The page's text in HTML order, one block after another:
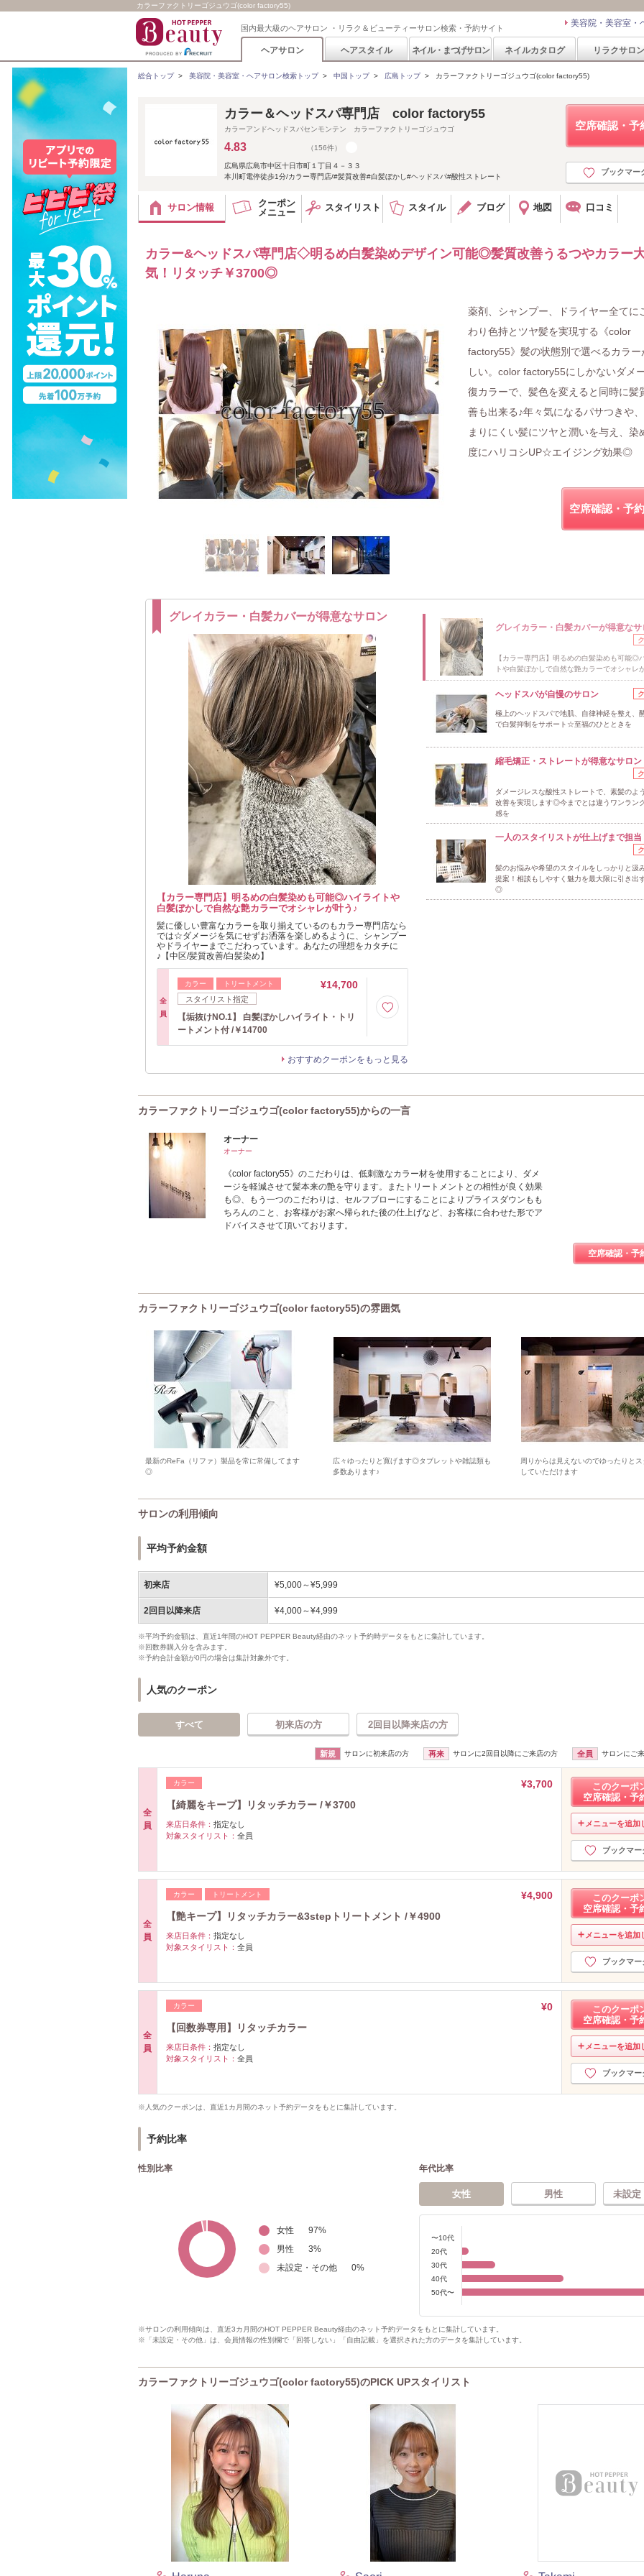
カラーファクトリーゴジュウゴ(color factory55)
国内最大級のヘアサロン ・リラク＆ビューティーサロン検索・予約サイト 美容院・美容室・
ヘアサロン ヘアスタイル ネイル・まつげサロン ネイルカタログ リラクサロン
総合トップ> 美容院・美容室・ヘアサロン検索トップ> 中国トップ> 広島トップ> カラーファクトリーゴジュウゴ(color factory55)
空席確認・予
ブックマー
カラー＆ヘッドスパ専門店 color factory55
カラーアンドヘッドスパセンモンテン カラーファクトリーゴジュウゴ
4.83 （156件）
広島県広島市中区十日市町１丁目４－３３
本川町電停徒歩1分/カラー専門店/#髪質改善#白髪ぼかし#ヘッドスパ#酸性ストレート
サロン情報
クーポン
メニュー
スタイリスト スタイル ブログ 地図 口コミ
カラー&ヘッドスパ専門店◇明るめ白髪染めデザイン可能◎髪質改善うるつやカラー
気！リタッチ￥3700◎
薬剤、シャンプー、ドライヤー全てに
わり色持とツヤ髪を実現する《color
factory55》髪の状態別で選べるカラー
しい。color factory55にしかないダメ
復カラーで、髪色を変えると同時に髪
善も出来る♪年々気になるパサつきや
まりにくい髪にツヤと潤いを与え、染
度にハリコシUP☆エイジング効果◎
空席確認・予
グレイカラー・白髪カバーが得意なサロン
【カラー専門店】明るめの白髪染めも可能◎ハイライトや
白髪ぼかしで自然な艶カラーでオシャレが叶う♪
髪に優しい豊富なカラーを取り揃えているのもカラー専門店なら
では☆ダメージを気にせずお洒落を楽しめるように、シャンプー
やドライヤーまでこだわっています。あなたの理想をカタチに
♪【中区/髪質改善/白髪染め】
全
員
カラー トリートメント
スタイリスト指定
¥14,700
【垢抜けNO.1】 白髪ぼかしハイライト・トリ
ートメント付 /￥14700
おすすめクーポンをもっと見る
グレイカラー・白髪カバーが得意なサ
【カラー専門店】明るめの白髪染めも可能◎
トや白髪ぼかしで自然な艶カラーでオシャレ
ヘッドスパが自慢のサロン
極上のヘッドスパで地肌、自律神経を整え、
で白髪抑制をサポート☆至福のひとときを
縮毛矯正・ストレートが得意なサロン
ダメージレスな酸性ストレートで、素髪のよ
改善を実現します◎今までとは違うワンラン
感を
一人のスタイリストが仕上げまで担当
髪のお悩みや希望のスタイルをしっかりと汲
提案！相談もしやすく魅力を最大限に引き出
◎
カラーファクトリーゴジュウゴ(color factory55)からの一言
オーナー
オーナー
《color factory55》のこだわりは、低刺激なカラー材を使用することにより、ダメ
ージを軽減させて髪本来の艶を守ります。またトリートメントとの相性が良く効果
も◎、もう一つのこだわりは、セルフブローにすることによりプライスダウンもも
ちろんのこと、お客様がお家へ帰られた後の仕上げなど、お客様に合わせた形でア
ドバイスさせて頂いております。
空席確認・予
カラーファクトリーゴジュウゴ(color factory55)の雰囲気
最新のReFa（リファ）製品を常に常備してます
◎
広々ゆったりと寛げます◎タブレットや雑誌類も
多数あります♪
周りからは見えないのでゆったりと
していただけます
サロンの利用傾向
平均予約金額
初来店 ¥5,000～¥5,999
2回目以降来店 ¥4,000～¥4,999
※平均予約金額は、直近1年間のHOT PEPPER Beauty経由のネット予約時データをもとに集計しています。
※回数券購入分を含みます。
※予約合計金額が0円の場合は集計対象外です。
人気のクーポン
すべて 初来店の方 2回目以降来店の方
新規 サロンに初来店の方 再来 サロンに2回目以降にご来店の方 全員 サロンにご
全
員
カラー
¥3,700
【綺麗をキープ】リタッチカラー /￥3700
来店日条件： 指定なし
対象スタイリスト： 全員
このクーポ
空席確認・予
メニューを追加
ブックマー
全
員
カラー トリートメント
¥4,900
【艶キープ】リタッチカラー&3stepトリートメント /￥4900
来店日条件： 指定なし
対象スタイリスト： 全員
このクーポ
空席確認・予
メニューを追加
ブックマー
全
員
カラー
¥0
【回数券専用】リタッチカラー
来店日条件： 指定なし
対象スタイリスト： 全員
このクーポ
空席確認・予
メニューを追加
ブックマー
※人気のクーポンは、直近1カ月間のネット予約データをもとに集計しています。
予約比率
性別比率
女性 97%
男性
3%
未設定・その他
0%
年代比率
女性 男性 未設定
〜10代
20代
30代
40代
50代〜
※サロンの利用傾向は、直近3カ月間のHOT PEPPER Beauty経由のネット予約データをもとに集計しています。
※「未設定・その他」は、会員情報の性別欄で「回答しない」「自由記載」を選択された方のデータを集計しています。
カラーファクトリーゴジュウゴ(color factory55)のPICK UPスタイリスト